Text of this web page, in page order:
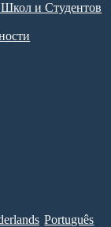
Школ и Студентов
Português